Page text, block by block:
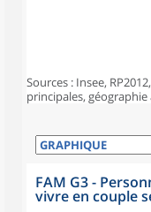
Sources : Insee,
principales,
FAM G3 -
vivre en couple